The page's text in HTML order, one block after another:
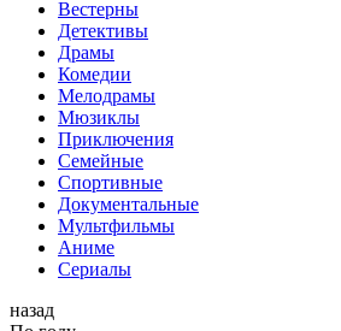
Вестерны
Детективы
Драмы
Комедии
Мелодрамы
Мюзиклы
Приключения
Семейные
Спортивные
Документальные
Мультфильмы
Аниме
Сериалы
назад